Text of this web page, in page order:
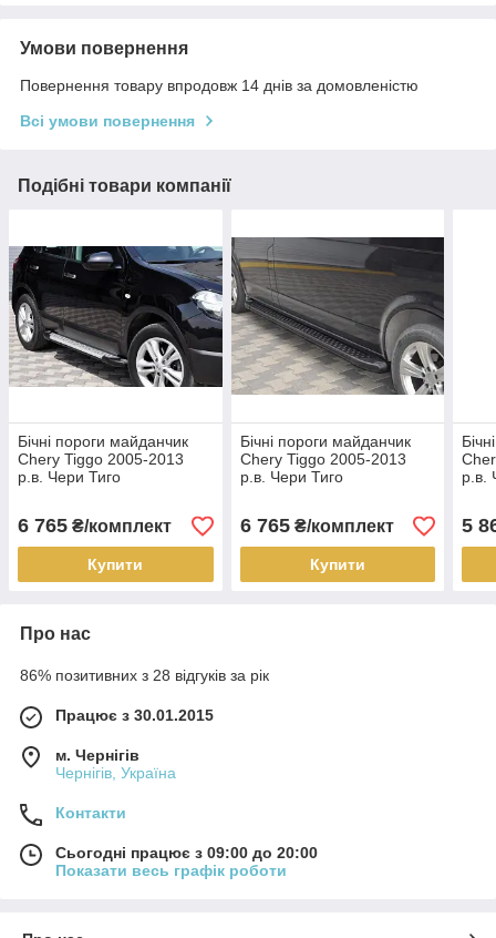
Умови повернення
Повернення товару впродовж 14 днів за домовленістю
Всі умови повернення
Подібні товари компанії
Бічні пороги майданчик
Chery Tiggo 2005-2013
р.в. Чери Тиго
6 765 ₴/комплект
Купити
Бічні пороги майданчик
Chery Tiggo 2005-2013
р.в. Чери Тиго
6 765₴/комплект
Купити
р.в.
5
Про нас
86% позитивних з 28 відгуків за рік
Працює з 30.01.2015
м. Чернігів
Чернігів, Україна
Контакти
Сьогодні працює з 09:00 до 20:00
Показати весь графік роботи